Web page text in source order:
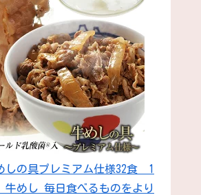
しの具プレミアム仕様32食 1
めし 毎日食べるものをより